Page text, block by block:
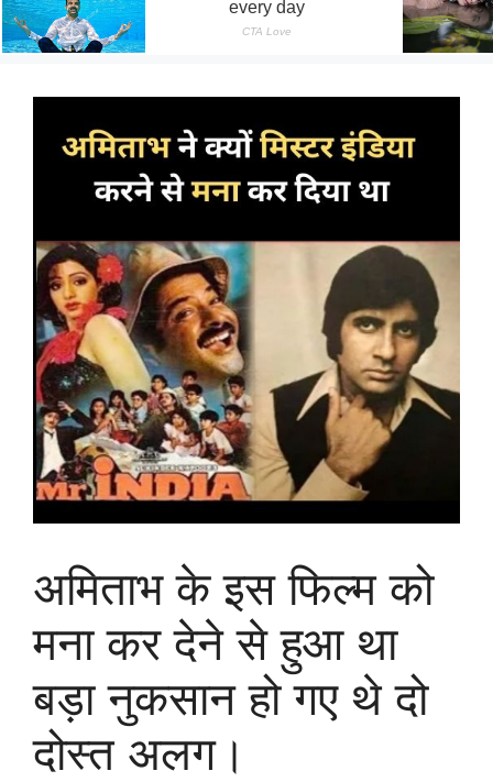
अमिताभ के इस फिल्म को
मना कर देने से हुआ था
बड़ा नुकसान हो गए थे दो
दोस्त अलग।